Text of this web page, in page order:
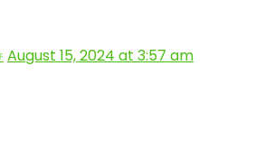
August 15, 2024 at 3:57 am